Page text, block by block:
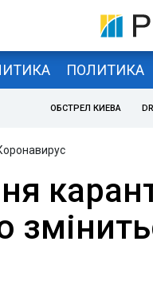
ПОЛИТИКА
ОБСТРЕЛ КИЕВА